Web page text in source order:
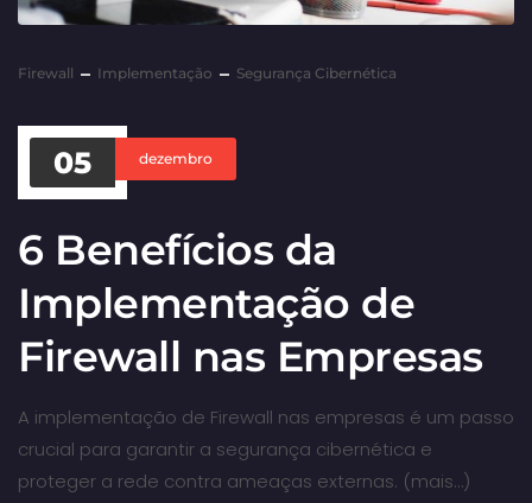
Firewall Implementação Segurança Cibernética
05 dezembro
6 Benefícios da
Implementação de
Firewall nas Empresas
A implementação de Firewall nas empresas é um passo
crucial para garantir a segurança cibernética e
proteger a rede contra ameaças externas. (mais…)